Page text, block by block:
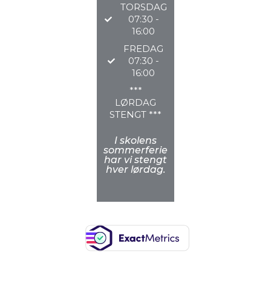
TORSDAG
07:30 -
16:00
FREDAG
07:30 -
16:00
***
LØRDAG
STENGT ***
I skolens
sommerferie
har vi stengt
hver lørdag.